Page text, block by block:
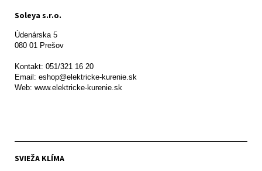
Soleya s.r.o.
Údenárska 5
080 01 Prešov
Kontakt: 051/321 16 20
Email: eshop@elektricke-kurenie.sk
Web: www.elektricke-kurenie.sk
SVIEŽA KLÍMA